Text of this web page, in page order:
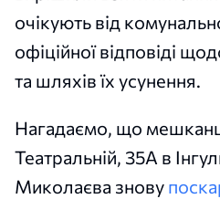
очікують від
офіційної відповіді
та шляхів їх усунення.
Нагадаємо, що
Театральній, 35А в
Миколаєва знову